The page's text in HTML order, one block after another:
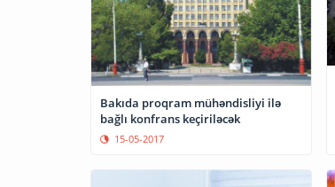
Bakıda proqram mühəndisliyi ilə
bağlı konfrans keçiriləcək
15-05-2017